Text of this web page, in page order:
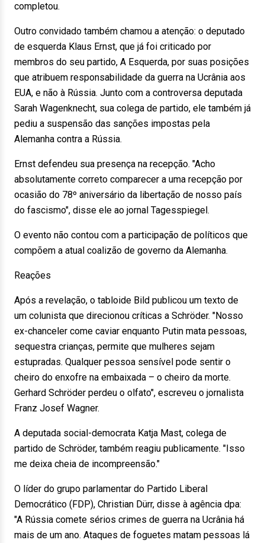
completou.
Outro convidado também chamou a atenção: o deputado
de esquerda Klaus Ernst, que já foi criticado por
membros do seu partido, A Esquerda, por suas posições
que atribuem responsabilidade da guerra na Ucrânia aos
EUA, e não à Rússia. Junto com a controversa deputada
Sarah Wagenknecht, sua colega de partido, ele também já
pediu a suspensão das sanções impostas pela
Alemanha contra a Rússia.
Ernst defendeu sua presença na recepção. "Acho
absolutamente correto comparecer a uma recepção por
ocasião do 78º aniversário da libertação de nosso país
do fascismo", disse ele ao jornal Tagesspiegel.
O evento não contou com a participação de políticos que
compõem a atual coalizão de governo da Alemanha.
Reações
Após a revelação, o tabloide Bild publicou um texto de
um colunista que direcionou críticas a Schröder. "Nosso
ex-chanceler come caviar enquanto Putin mata pessoas,
sequestra crianças, permite que mulheres sejam
estupradas. Qualquer pessoa sensível pode sentir o
cheiro do enxofre na embaixada – o cheiro da morte.
Gerhard Schröder perdeu o olfato", escreveu o jornalista
Franz Josef Wagner.
A deputada social-democrata Katja Mast, colega de
partido de Schröder, também reagiu publicamente. "Isso
me deixa cheia de incompreensão."
O líder do grupo parlamentar do Partido Liberal
Democrático (FDP), Christian Dürr, disse à agência dpa:
"A Rússia comete sérios crimes de guerra na Ucrânia há
mais de um ano. Ataques de foguetes matam pessoas lá